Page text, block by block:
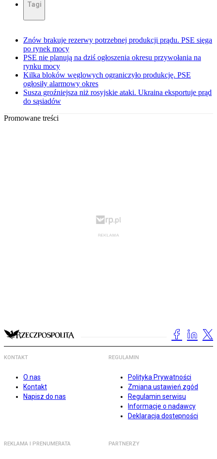
Tagi
Znów brakuje rezerwy potrzebnej produkcji prądu. PSE sięga
po rynek mocy
PSE nie planują na dziś ogłoszenia okresu przywołania na
rynku mocy
Kilka bloków węglowych ograniczyło produkcję. PSE
ogłosiły alarmowy okres
Susza groźniejsza niż rosyjskie ataki. Ukraina eksportuje prąd
do sąsiadów
Promowane treści
KONTAKT
O nas
Kontakt
Napisz do nas
REGULAMIN
Polityka Prywatności
Zmiana ustawień zgód
Regulamin serwisu
Informacje o nadawcy
Deklaracja dostępności
REKLAMA I PRENUMERATA PARTNERZY